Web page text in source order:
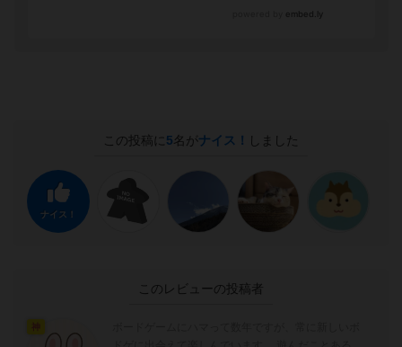
この投稿に 5名がナイス！ しました
ナイス！
このレビューの投稿者